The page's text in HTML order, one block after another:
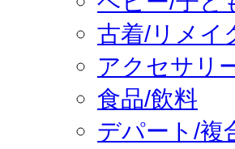
古着/リメイ
アクセサリ
食品/飲料
デパート/複